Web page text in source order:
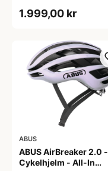
1.999,00 kr
ABUS
ABUS AirBreaker 2.0 -
Cykelhjelm - All-In